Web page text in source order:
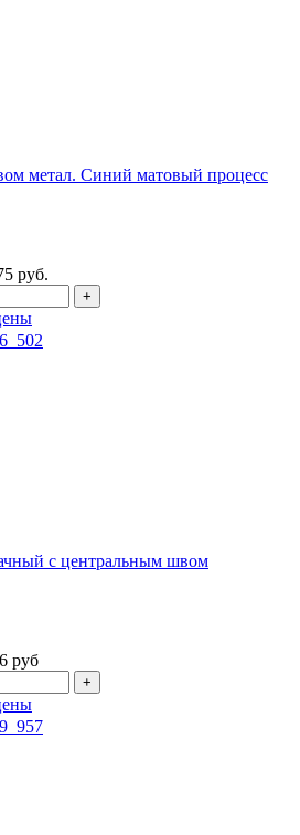
метал. Синий матовый процесс
руб.
с центральным швом
руб